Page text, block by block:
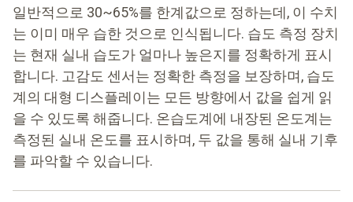
일반적으로 30~65%를 한계값으로 정하는데, 이 수치
는 이미 매우 습한 것으로 인식됩니다. 습도 측정 장치
는 현재 실내 습도가 얼마나 높은지를 정확하게 표시
합니다. 고감도 센서는 정확한 측정을 보장하며, 습도
계의 대형 디스플레이는 모든 방향에서 값을 쉽게 읽
을 수 있도록 해줍니다. 온습도계에 내장된 온도계는
측정된 실내 온도를 표시하며, 두 값을 통해 실내 기후
를 파악할 수 있습니다.